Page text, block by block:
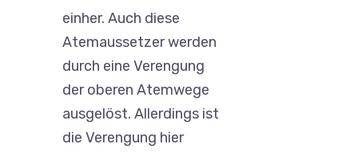
einher. Auch diese
Atemaussetzer werden
durch eine Verengung
der oberen Atemwege
ausgelöst. Allerdings ist
die Verengung hier